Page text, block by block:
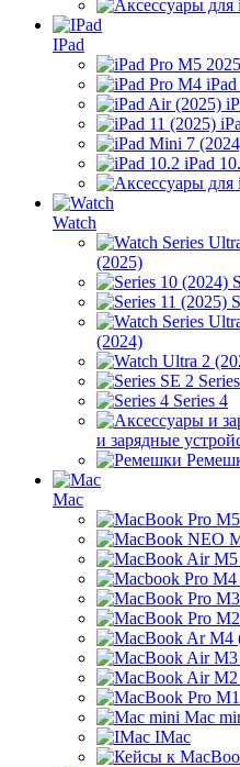
IPad
iPad
Watch
(2025)
(2024)
Series 4
и зарядные
Mac
Mac
IMac